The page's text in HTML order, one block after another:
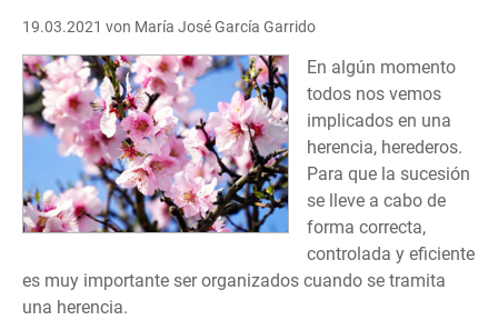
19.03.2021 von María José García Garrido
En algún momento
todos nos vemos
implicados en una
herencia, herederos.
Para que la sucesión
se lleve a cabo de
forma correcta,
controlada y eficiente
es muy importante ser organizados cuando se tramita
una herencia.